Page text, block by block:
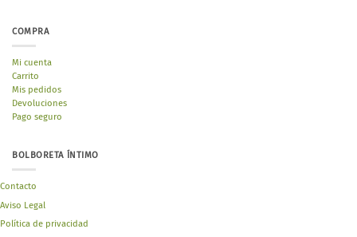
COMPRA
Mi cuenta
Carrito
Mis pedidos
Devoluciones
Pago seguro
BOLBORETA ÍNTIMO
Contacto
Aviso Legal
Política de privacidad